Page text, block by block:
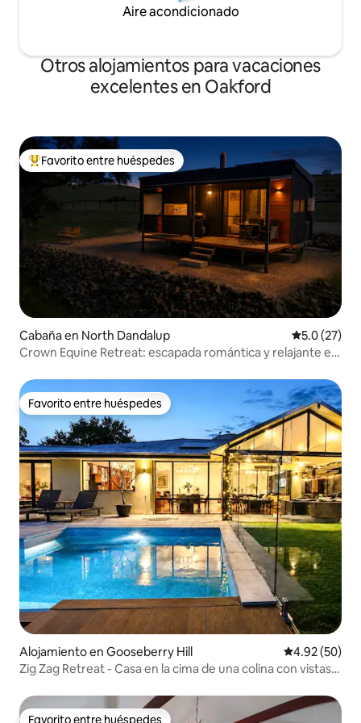
Aire acondicionado
Otros alojamientos para vacaciones
excelentes en Oakford
Favorito entre huéspedes preferido
Favorito entre huéspedes
Cabaña en North Dandalup Calificación
5.0 (27)
Crown Equine Retreat: escapada romántica y relajante en
Favorito entre huéspedes
Favorito entre huéspedes
Alojamiento en Gooseberry Hill Calificación
4.92 (50)
Zig Zag Retreat - Casa en la cima de una colina con vistas
Favorito entre huéspedes